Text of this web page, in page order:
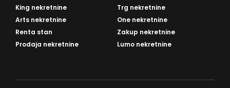
King nekretnine
Trg nekretnine
Arts nekretnine
One nekretnine
Renta stan
Zakup nekretnine
Prodaja nekretnine
Lumo nekretnine